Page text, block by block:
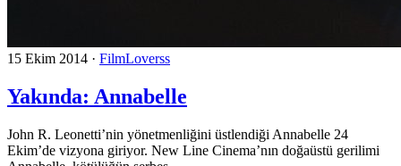
15 Ekim 2014 · FilmLoverss
Yakında: Annabelle
John R. Leonetti’nin yönetmenliğini üstlendiği Annabelle 24
Ekim’de vizyona giriyor. New Line Cinema’nın doğaüstü gerilimi